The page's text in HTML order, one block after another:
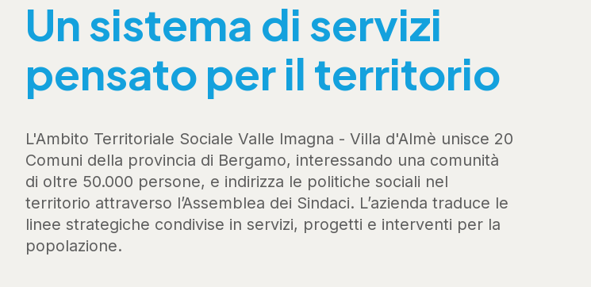
Un sistema di servizi
pensato per il territorio
L'Ambito Territoriale Sociale Valle Imagna - Villa d'Almè unisce 20
Comuni della provincia di Bergamo, interessando una comunità
di oltre 50.000 persone, e indirizza le politiche sociali nel
territorio attraverso l’Assemblea dei Sindaci. L’azienda traduce le
linee strategiche condivise in servizi, progetti e interventi per la
popolazione.